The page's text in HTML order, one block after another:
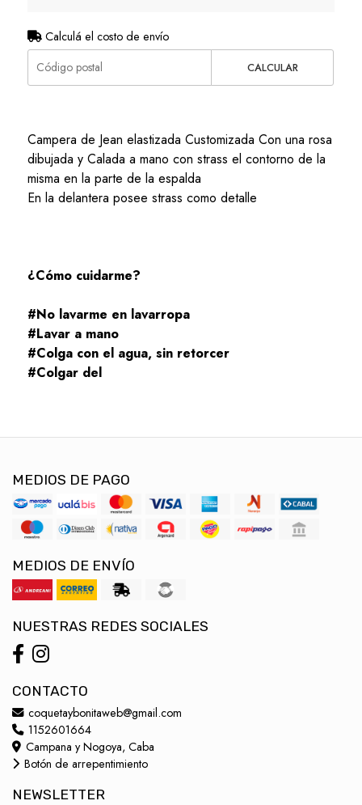
Calculá el costo de envío
CALCULAR
Campera de Jean elastizada Customizada Con una rosa
dibujada y Calada a mano con strass el contorno de la
misma en la parte de la espalda
En la delantera posee strass como detalle
¿Cómo cuidarme?
#No lavarme en lavarropa
#Lavar a mano
#Colga con el agua, sin retorcer
#Colgar del
MEDIOS DE PAGO
MEDIOS DE ENVÍO
NUESTRAS REDES SOCIALES
CONTACTO
coquetaybonitaweb@gmail.com
1152601664
Campana y Nogoya, Caba
Botón de arrepentimiento
NEWSLETTER